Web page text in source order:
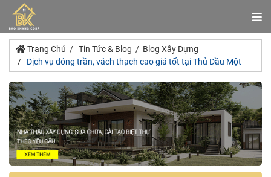
Trang Chủ Tin Tức & Blog
Blog Xây Dựng
Dịch vụ đóng trần, vách thạch cao giá tốt tại Thủ Dầu Một